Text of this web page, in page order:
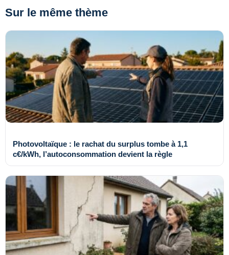
Sur le même thème
Photovoltaïque : le rachat du surplus tombe à 1,1
c€/kWh, l’autoconsommation devient la règle